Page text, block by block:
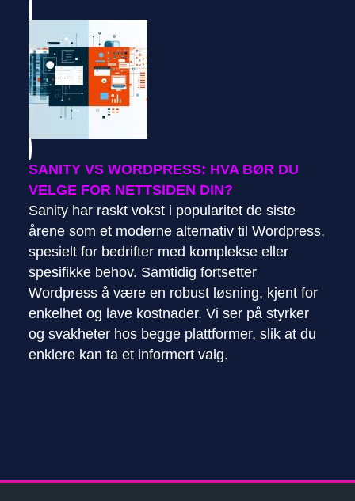
SANITY VS WORDPRESS: HVA BØR DU
VELGE FOR NETTSIDEN DIN?
Sanity har raskt vokst i popularitet de siste
årene som et moderne alternativ til Wordpress,
spesielt for bedrifter med komplekse eller
spesifikke behov. Samtidig fortsetter
Wordpress å være en robust løsning, kjent for
enkelhet og lave kostnader. Vi ser på styrker
og svakheter hos begge plattformer, slik at du
enklere kan ta et informert valg.